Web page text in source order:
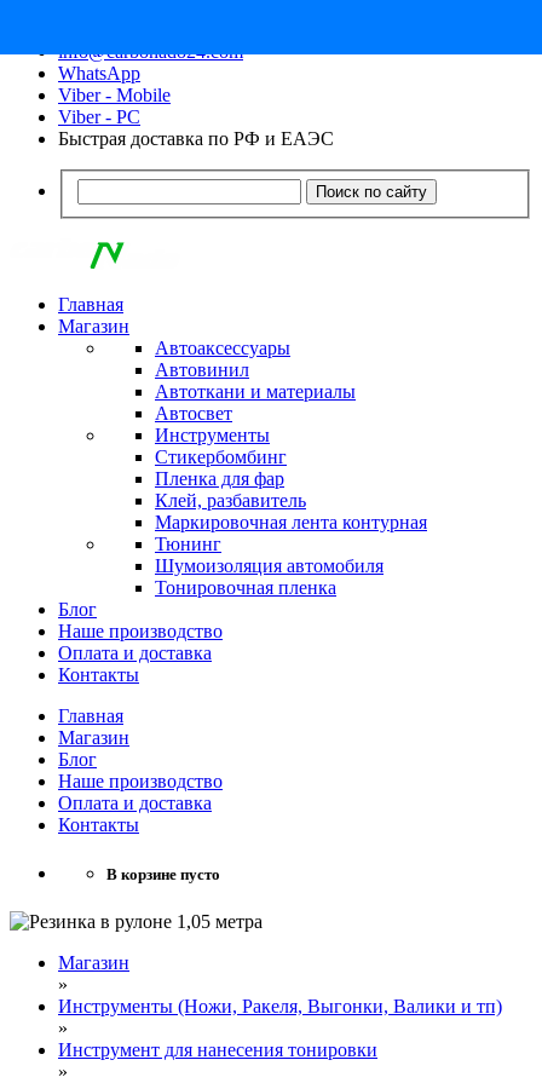
info@carbonado24.com
WhatsApp
Viber - Mobile
Viber - PC
Быстрая доставка по РФ и ЕАЭС
Поиск по сайту
Главная
Магазин
Автоаксессуары
Автовинил
Автоткани и материалы
Автосвет
Инструменты
Стикербомбинг
Пленка для фар
Клей, разбавитель
Маркировочная лента контурная
Тюнинг
Шумоизоляция автомобиля
Тонировочная пленка
Блог
Наше производство
Оплата и доставка
Контакты
Главная
Магазин
Блог
Наше производство
Оплата и доставка
Контакты
В корзине пусто
Магазин
»
Инструменты (Ножи, Ракеля, Выгонки, Валики и тп)
»
Инструмент для нанесения тонировки
»